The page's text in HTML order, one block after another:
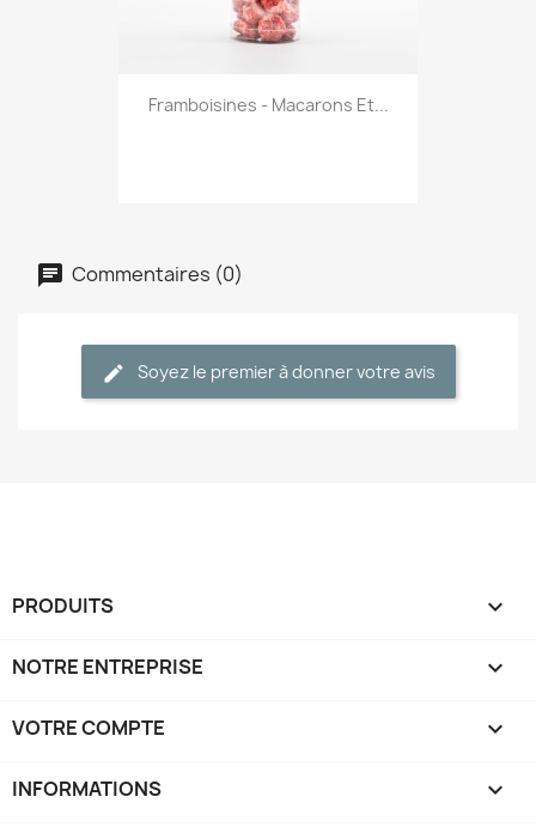
Framboisines - Macarons Et...
Commentaires (0)
Soyez le premier à donner votre avis
PRODUITS 
NOTRE ENTREPRISE 
VOTRE COMPTE 
INFORMATIONS keyboard_arrow_down